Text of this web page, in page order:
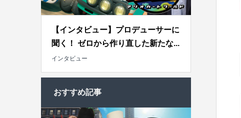
【インタビュー】プロデューサーに
聞く！ ゼロから作り直した新たな...
インタビュー
おすすめ記事